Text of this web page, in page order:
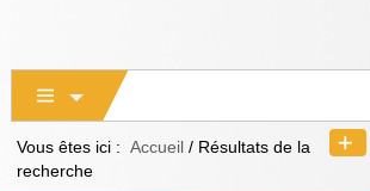
Vous êtes ici : Accueil / Résultats de la
recherche